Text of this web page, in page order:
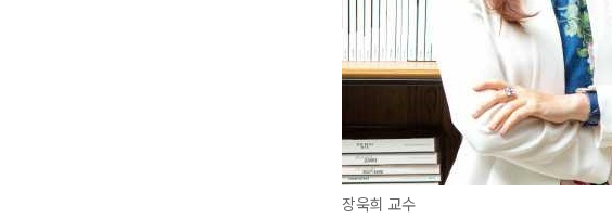
장욱희 교수